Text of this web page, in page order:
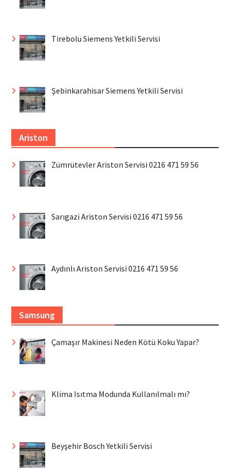
Tirebolu Siemens Yetkili Servisi
Şebinkarahisar Siemens Yetkili Servisi
Ariston
Zümrütevler Ariston Servisi 0216 471 59 56
Sarıgazi Ariston Servisi 0216 471 59 56
Aydınlı Ariston Servisi 0216 471 59 56
Samsung
Çamaşır Makinesi Neden Kötü Koku Yapar?
Klima Isıtma Modunda Kullanılmalı mı?
Beyşehir Bosch Yetkili Servisi